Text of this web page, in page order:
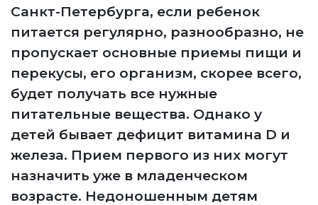
Санкт-Петербурга, если ребенок
питается регулярно, разнообразно, не
пропускает основные приемы пищи и
перекусы, его организм, скорее всего,
будет получать все нужные
питательные вещества. Однако у
детей бывает дефицит витамина D и
железа. Прием первого из них могут
назначить уже в младенческом
возрасте. Недоношенным детям